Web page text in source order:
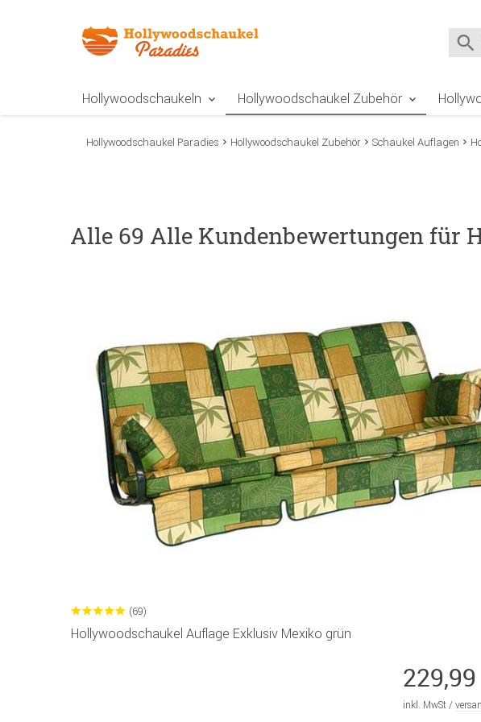
Hollywoodschaukeln Hollywoodschaukel Zubehör
Hollywoodschaukel Paradies Hollywoodschaukel Zubehör Schaukel Auflagen
Alle 69 Alle Kundenbewertungen für
(69)
Hollywoodschaukel Auflage Exklusiv Mexiko grün
229,99
inkl. MwSt /